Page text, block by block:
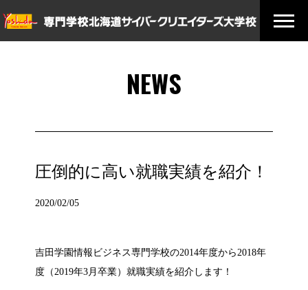
NEWS
圧倒的に高い就職実績を紹介！
2020/02/05
吉田学園情報ビジネス専門学校の2014年度から2018年
度（2019年3月卒業）就職実績を紹介します！